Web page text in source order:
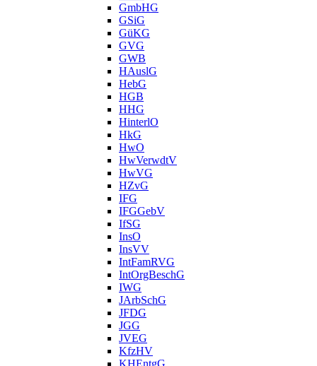
GmbHG
GSiG
GüKG
GVG
GWB
HAuslG
HebG
HGB
HHG
HinterlO
HkG
HwO
HwVerwdtV
HwVG
HZvG
IFG
IFGGebV
IfSG
InsO
InsVV
IntFamRVG
IntOrgBeschG
IWG
JArbSchG
JFDG
JGG
JVEG
KfzHV
KHEntgG